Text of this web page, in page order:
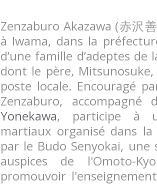
Zenzaburo Akazawa (赤沢
à Iwama, dans la
d’une famille d’adeptes
dont le père,
poste locale. Encouragé
Zenzaburo,
Yonekawa, participe à
martiaux organisé dans la
par le Budo Senyokai, une
auspices de l'Omoto-
promouvoir